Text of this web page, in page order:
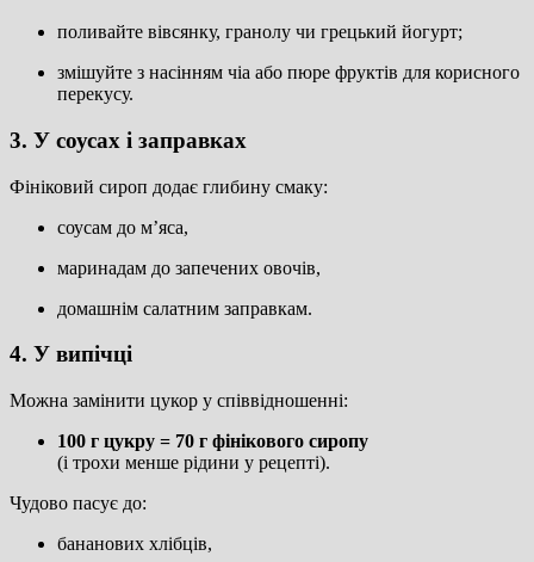
поливайте вівсянку, гранолу чи грецький йогурт;
змішуйте з насінням чіа або пюре фруктів для корисного
перекусу.
3. У соусах і заправках
Фініковий сироп додає глибину смаку:
соусам до м’яса,
маринадам до запечених овочів,
домашнім салатним заправкам.
4. У випічці
Можна замінити цукор у співвідношенні:
100 г цукру = 70 г фінікового сиропу
(і трохи менше рідини у рецепті).
Чудово пасує до:
бананових хлібців,